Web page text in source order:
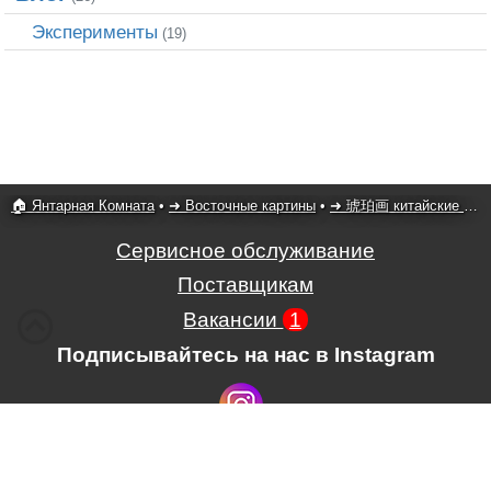
Эксперименты (19)
🏠 Янтарная Комната• ➜ Восточные картины • ➜ 琥珀画 китайские картины
Сервисное обслуживание
Поставщикам
Вакансии 1
Подписывайтесь на нас в Instagram